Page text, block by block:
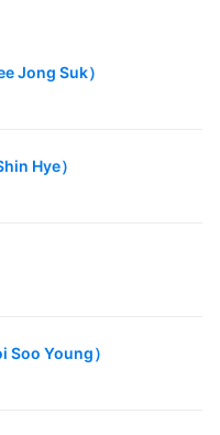
Jong Suk）
Hye）
Soo Young）